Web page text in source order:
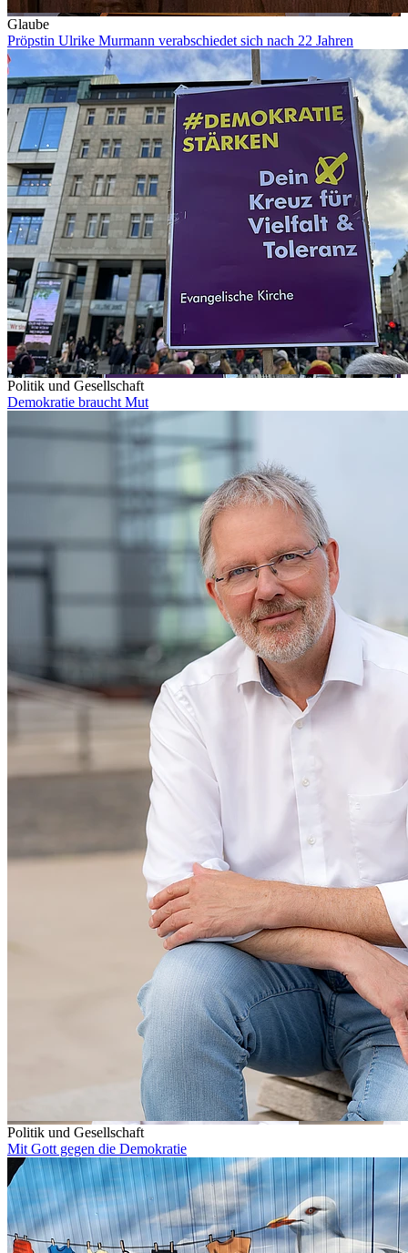
Glaube
Pröpstin Ulrike Murmann verabschiedet sich nach 22 Jahren
Politik und Gesellschaft
Demokratie braucht Mut
Politik und Gesellschaft
Mit Gott gegen die Demokratie